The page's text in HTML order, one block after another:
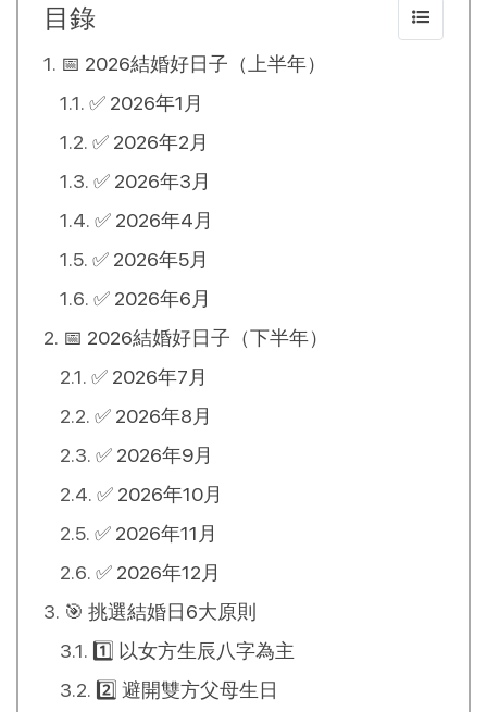
目錄
📅 2026結婚好日子（上半年）
✅ 2026年1月
✅ 2026年2月
✅ 2026年3月
✅ 2026年4月
✅ 2026年5月
✅ 2026年6月
📅 2026結婚好日子（下半年）
✅ 2026年7月
✅ 2026年8月
✅ 2026年9月
✅ 2026年10月
✅ 2026年11月
✅ 2026年12月
🎯 挑選結婚日6大原則
1️⃣ 以女方生辰八字為主
2️⃣ 避開雙方父母生日